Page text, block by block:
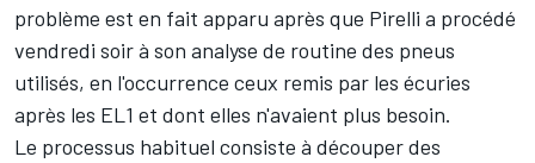
problème est en fait apparu après que Pirelli a procédé
vendredi soir à son analyse de routine des pneus
utilisés, en l'occurrence ceux remis par les écuries
après les EL1 et dont elles n'avaient plus besoin.
Le processus habituel consiste à découper des